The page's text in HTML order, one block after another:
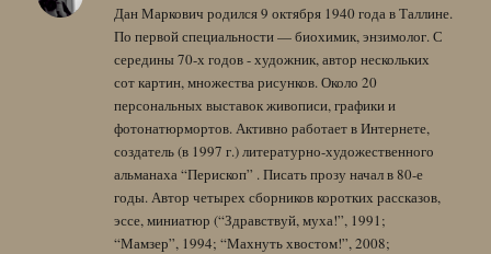
Дан Маркович родился 9 октября 1940 года в Таллине.
По первой специальности — биохимик, энзимолог. С
середины 70-х годов - художник, автор нескольких
сот картин, множества рисунков. Около 20
персональных выставок живописи, графики и
фотонатюрмортов. Активно работает в Интернете,
создатель (в 1997 г.) литературно-художественного
альманаха “Перископ” . Писать прозу начал в 80-е
годы. Автор четырех сборников коротких рассказов,
эссе, миниатюр (“Здравствуй, муха!”, 1991;
“Мамзер”, 1994; “Махнуть хвостом!”, 2008;